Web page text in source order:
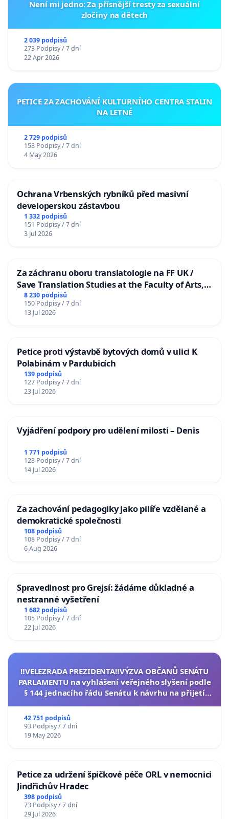
Není mi jedno: Za přísnější tresty za sexuální
zločiny na dětech
2 039 podpisů
273 Podpisy / 7 dní
22 Apr 2026
PETICE ZA ZACHOVÁNÍ KULTURNÍHO CENTRA STALIN
NA LETNÉ
2 729 podpisů
158 Podpisy / 7 dní
4 May 2026
Ochrana Vrbenských rybníků před masivní
developerskou zástavbou
1 332 podpisů
151 Podpisy / 7 dní
3 Jul 2026
Za záchranu oboru translatologie na FF UK /
Save Translation Studies at the Faculty of Arts,
Charles University
8 230 podpisů
150 Podpisy / 7 dní
13 Jul 2026
Petice proti výstavbě bytových domů v ulici K
Polabinám v Pardubicích
139 podpisů
127 Podpisy / 7 dní
23 Jul 2026
Vyjádření podpory pro udělení milosti – Denis
1 771 podpisů
123 Podpisy / 7 dní
14 Jul 2026
Za zachování pedagogiky jako pilíře vzdělané a
demokratické společnosti
108 podpisů
108 Podpisy / 7 dní
6 Aug 2026
Spravedlnost pro Grejsí: žádáme důkladné a
nestranné vyšetření
1 682 podpisů
105 Podpisy / 7 dní
22 Jul 2026
‼️VELEZRADA PREZIDENTA‼️VÝZVA OBČANŮ SENÁTU
PARLAMENTU na vyhlášení veřejného slyšení podle
§ 144 jednacího řádu Senátu k návrhu na přijetí
42 751 podpisů
93 Podpisy / 7 dní
19 May 2026
Petice za udržení špičkové péče ORL v nemocnici
Jindřichův Hradec
398 podpisů
73 Podpisy / 7 dní
29 Jul 2026